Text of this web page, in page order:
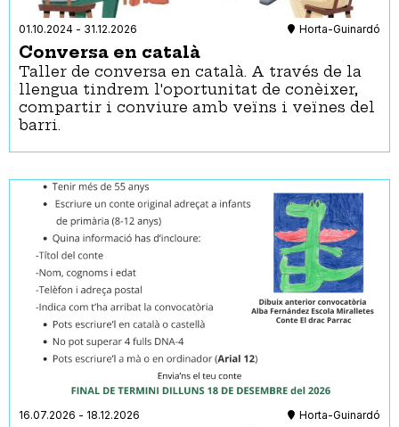
01.10.2024 - 31.12.2026 Horta-Guinardó
Conversa en català
Taller de conversa en català. A través de la
llengua tindrem l'oportunitat de conèixer,
compartir i conviure amb veïns i veïnes del
barri.
16.07.2026 - 18.12.2026 Horta-Guinardó